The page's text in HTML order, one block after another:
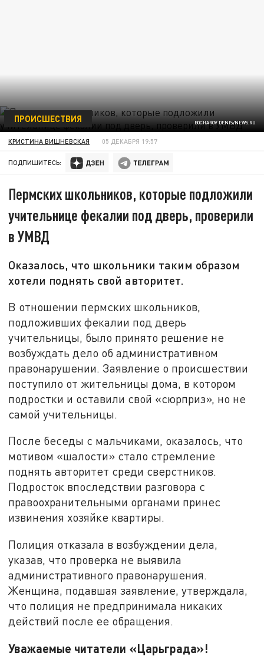
BOCHAROV DENIS/NEWS.RU
ПРОИСШЕСТВИЯ
КРИСТИНА ВИШНЕВСКАЯ 05 ДЕКАБРЯ 19:57
ПОДПИШИТЕСЬ:
Пермских школьников, которые подложили
учительнице фекалии под дверь, проверили
в УМВД
Оказалось, что школьники таким образом
хотели поднять свой авторитет.
В отношении пермских школьников,
подложивших фекалии под дверь
учительницы, было принято решение не
возбуждать дело об административном
правонарушении. Заявление о происшествии
поступило от жительницы дома, в котором
подростки и оставили свой «сюрприз», но не
самой учительницы.
После беседы с мальчиками, оказалось, что
мотивом «шалости» стало стремление
поднять авторитет среди сверстников.
Подросток впоследствии разговора с
правоохранительными органами принес
извинения хозяйке квартиры.
Полиция отказала в возбуждении дела,
указав, что проверка не выявила
административного правонарушения.
Женщина, подавшая заявление, утверждала,
что полиция не предпринимала никаких
действий после ее обращения.
Уважаемые читатели «Царьграда»!